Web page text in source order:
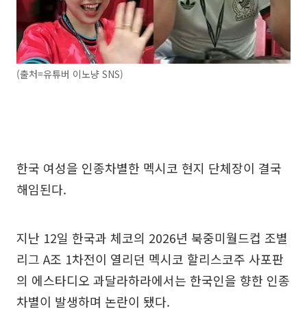
(출처=유튜버 이노냥 SNS)
한국 여성을 인종차별한 멕시코 현지 단체장이 결국
해임된다.
지난 12일 한국과 체코의 2026년 북중미월드컵 조별
리그 A조 1차전이 열리던 멕시코 할리스코주 사포판
의 에스타디오 과달라하라에서는 한국인을 향한 인종
차별이 발생하며 논란이 됐다.